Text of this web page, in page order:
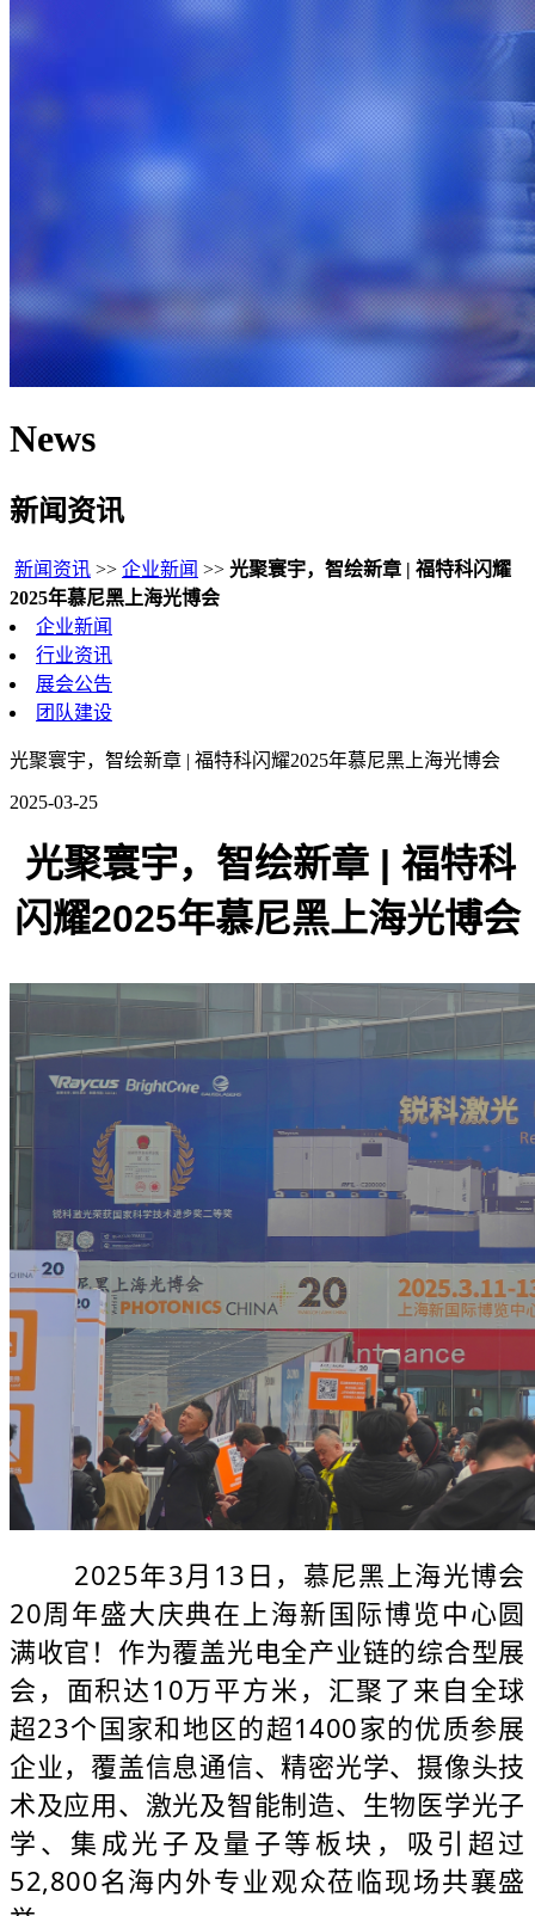
News
新闻资讯
新闻资讯 >> 企业新闻 >> 光聚寰宇，智绘新章 | 福特科闪耀
2025年慕尼黑上海光博会
企业新闻
行业资讯
展会公告
团队建设
光聚寰宇，智绘新章 | 福特科闪耀2025年慕尼黑上海光博会
2025-03-25
光聚寰宇，智绘新章 | 福特科
闪耀2025年慕尼黑上海光博会
2025年3月13日，慕尼黑上海光博会
20周年盛大庆典在上海新国际博览中心圆
满收官！作为覆盖光电全产业链的综合型展
会，面积达10万平方米，汇聚了来自全球
超23个国家和地区的超1400家的优质参展
企业，覆盖信息通信、精密光学、摄像头技
术及应用、激光及智能制造、生物医学光子
学、集成光子及量子等板块，吸引超过
52,800名海内外专业观众莅临现场共襄盛